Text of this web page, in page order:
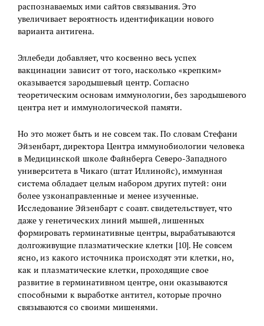
распознаваемых ими сайтов связывания. Это
увеличивает вероятность идентификации нового
варианта антигена.
Эллебеди добавляет, что косвенно весь успех
вакцинации зависит от того, насколько «крепким»
оказывается зародышевый центр. Согласно
теоретическим основам иммунологии, без зародышевого
центра нет и иммунологической памяти.
Но это может быть и не совсем так. По словам Стефани
Эйзенбарт, директора Центра иммунобиологии человека
в Медицинской школе Файнберга Северо-Западного
университета в Чикаго (штат Иллинойс), иммунная
система обладает целым набором других путей: они
более узконаправленные и менее изученные.
Исследование Эйзенбарт с соавт. свидетельствует, что
даже у генетических линий мышей, лишенных
формировать герминативные центры, вырабатываются
долгоживущие плазматические клетки [10]. Не совсем
ясно, из какого источника происходят эти клетки, но,
как и плазматические клетки, проходящие свое
развитие в герминативном центре, они оказываются
способными к выработке антител, которые прочно
связываются со своими мишенями.